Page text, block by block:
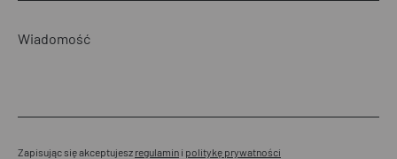
Zapisując się akceptujesz regulamin i politykę prywatności